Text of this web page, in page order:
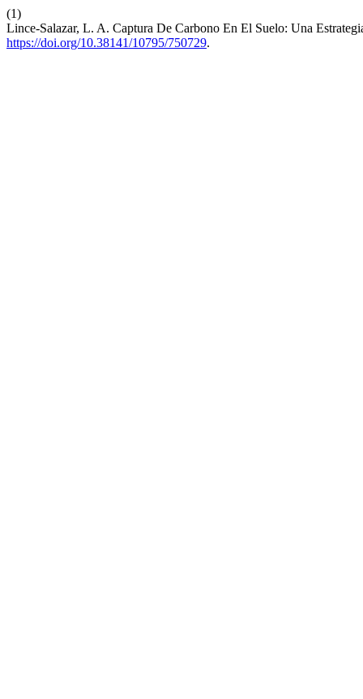
(1)
Lince-Salazar, L. A. Captura De Carbono En El Suelo: Una
https://doi.org/10.38141/10795/750729.